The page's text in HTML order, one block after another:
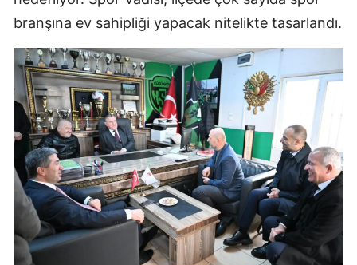
branşına ev sahipliği yapacak nitelikte tasarlandı.